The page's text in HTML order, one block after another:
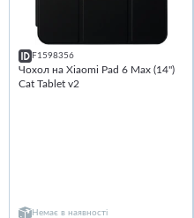
F1598356
Чохол на Xiaomi Pad 6 Max (14")
Cat Tablet v2
Немає в наявності